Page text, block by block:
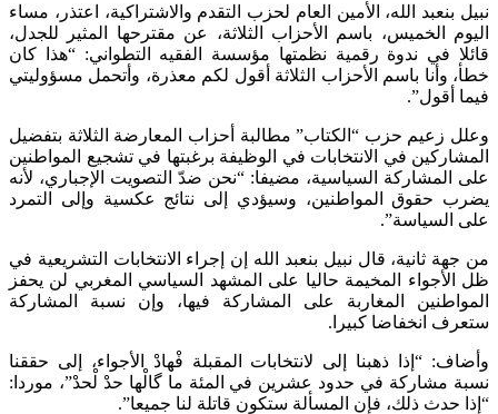
نبيل بنعبد الله، الأمين العام لحزب التقدم والاشتراكية، اعتذر، مساء
اليوم الخميس، باسم الأحزاب الثلاثة، عن مقترحها المثير للجدل،
قائلا في ندوة رقمية نظمتها مؤسسة الفقيه التطواني: “هذا كان
خطأ، وأنا باسم الأحزاب الثلاثة أقول لكم معذرة، وأتحمل مسؤوليتي
فيما أقول”.
وعلل زعيم حزب “الكتاب” مطالبة أحزاب المعارضة الثلاثة بتفضيل
المشاركين في الانتخابات في الوظيفة برغبتها في تشجيع المواطنين
على المشاركة السياسية، مضيفا: “نحن ضدّ التصويت الإجباري، لأنه
يضرب حقوق المواطنين، وسيؤدي إلى نتائج عكسية وإلى التمرد
على السياسة”.
من جهة ثانية، قال نبيل بنعبد الله إن إجراء الانتخابات التشريعية في
ظل الأجواء المخيمة حاليا على المشهد السياسي المغربي لن يحفز
المواطنين المغاربة على المشاركة فيها، وإن نسبة المشاركة
ستعرف انخفاضا كبيرا.
وأضاف: “إذا ذهبنا إلى لانتخابات المقبلة فْهادْ الأجواء، إلى حققنا
نسبة مشاركة في حدود عشرين في المئة ما گالْها حدْ لْحدْ”، موردا:
“إذا حدث ذلك، فإن المسألة ستكون قاتلة لنا جميعا”.